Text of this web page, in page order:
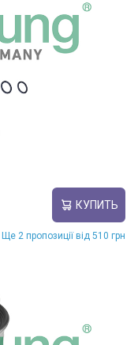
КУПИТЬ
Ще 2 пропозиції від 510 грн